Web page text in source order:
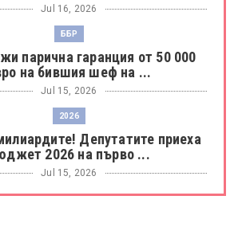
Jul 16, 2026
ББР
парична гаранция от 50 000
на бившия шеф на ...
Jul 15, 2026
2026
Депутатите приеха
2026 на първо ...
Jul 15, 2026
БОРАЦ